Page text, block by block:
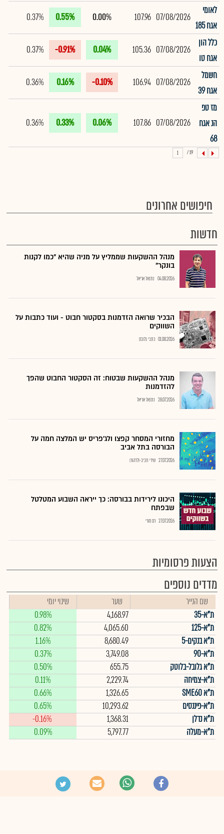
לאומי
אגח 185
07/08/2026
107.96
0.00%
0.55%
0.37%
כלל הון
אגח טו
07/08/2026
105.36
0.04%
-0.91%
0.37%
חשמל
אגח 39
07/08/2026
106.94
-0.10%
0.16%
0.36%
מז טפ
הנ אגח
68
07/08/2026
107.86
0.06%
0.33%
0.36%
19 /
1
חיפושים אחרונים
חדשות
מנהל ההשקעות שממליץ על מניה שהיא "כמו לקנות
בונקר"
04.08.2026 נתנאל אריאל
הבכיר שרואה הזדמנות בסקטור חבוט - ועוד כתבות על
השווקים
01.08.2026 כתבי גלובס
מנהל ההשקעות שבטוח: זה הסקטור החבוט שהפך
להזדמנות
28.07.2026 נתנאל אריאל
מחזורי המסחר קפצו ולג'פריס יש המלצה חמה על
הבורסה בתל אביב
27.07.2026 שירי חביב-ולדהורן
היכונו לירידות בבורסה: כך ייראה השבוע המטלטל
שבפתח
27.07.2026 רם מורי
הצעות פרסומיות
מדדים נוספים
שם הנייר שער
שינוי יומי
ת"א-35
4,168.97
0.98%
ת"א-125
4,065.60
0.82%
ת"א בנקים-5
8,680.49
1.16%
ת"א-90
3,749.08
0.37%
ת"א גלובל-בלוטק
655.75
0.50%
ת"א-צמיחה
2,229.74
0.11%
ת"א SME60
1,326.65
0.66%
ת"א-פיננסים
10,293.62
0.65%
ת"א נדלן
1,368.31
-0.16%
ת"א-מעלה
5,797.77
0.09%